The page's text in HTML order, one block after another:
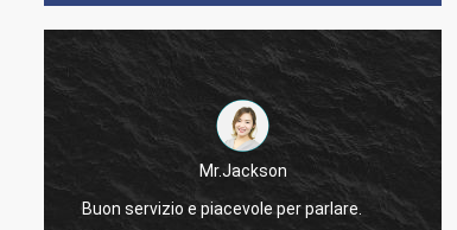
Mr.Jackson
Buon servizio e piacevole per parlare.